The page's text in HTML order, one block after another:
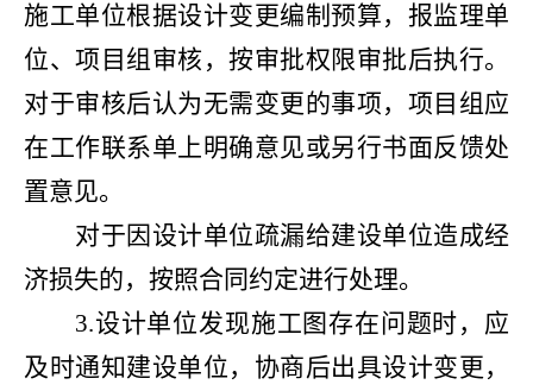
施工单位根据设计变更编制预算，报监理单
位、项目组审核，按审批权限审批后执行。
对于审核后认为无需变更的事项，项目组应
在工作联系单上明确意见或另行书面反馈处
置意见。
对于因设计单位疏漏给建设单位造成经
济损失的，按照合同约定进行处理。
3.设计单位发现施工图存在问题时，应
及时通知建设单位，协商后出具设计变更，